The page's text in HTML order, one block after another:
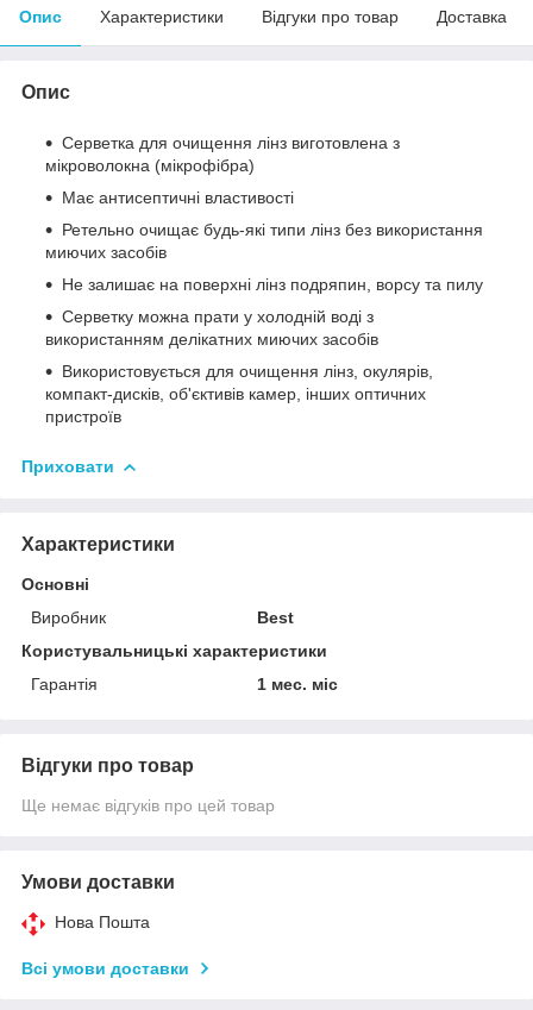
Опис Характеристики Відгуки про товар Доставка
Опис
Серветка для очищення лінз виготовлена з
мікроволокна (мікрофібра)
Має антисептичні властивості
Ретельно очищає будь-які типи лінз без використання
миючих засобів
Не залишає на поверхні лінз подряпин, ворсу та пилу
Серветку можна прати у холодній воді з
використанням делікатних миючих засобів
Використовується для очищення лінз, окулярів,
компакт-дисків, об'єктивів камер, інших оптичних
пристроїв
Приховати
Характеристики
Основні
Виробник
Best
Користувальницькі характеристики
Гарантія
1 мес. міс
Відгуки про товар
Ще немає відгуків про цей товар
Умови доставки
Нова Пошта
Всі умови доставки